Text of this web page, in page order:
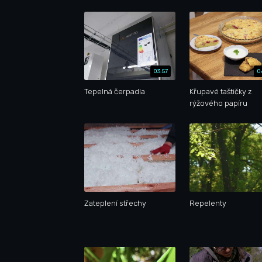
03:57
Tepelná čerpadla
Křupavé taštičky z
rýžového papíru
Zateplení střechy Repelenty